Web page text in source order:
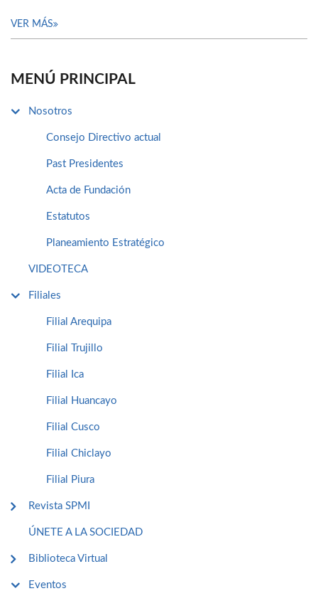
VER MÁS
MENÚ PRINCIPAL
Nosotros
Consejo Directivo actual
Past Presidentes
Acta de Fundación
Estatutos
Planeamiento Estratégico
VIDEOTECA
Filiales
Filial Arequipa
Filial Trujillo
Filial Ica
Filial Huancayo
Filial Cusco
Filial Chiclayo
Filial Piura
Revista SPMI
ÚNETE A LA SOCIEDAD
Biblioteca Virtual
Eventos